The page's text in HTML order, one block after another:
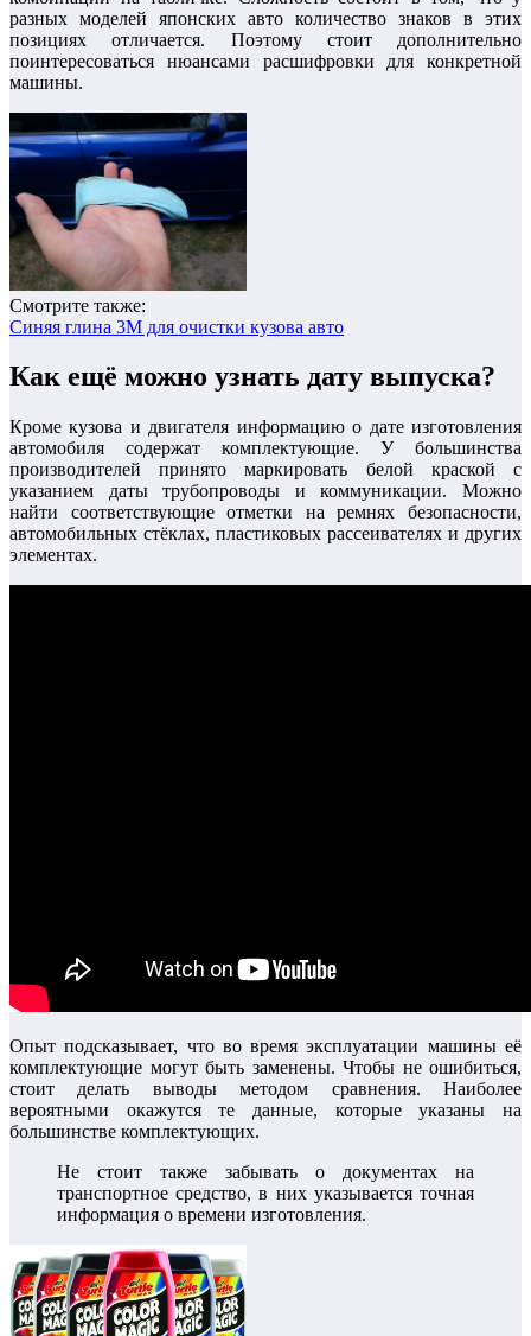
разных моделей японских авто количество знаков в этих
позициях отличается. Поэтому стоит дополнительно
поинтересоваться нюансами расшифровки для конкретной
машины.
Смотрите также:
Синяя глина 3М для очистки кузова авто
Как ещё можно узнать дату выпуска?
Кроме кузова и двигателя информацию о дате изготовления
автомобиля содержат комплектующие. У большинства
производителей принято маркировать белой краской с
указанием даты трубопроводы и коммуникации. Можно
найти соответствующие отметки на ремнях безопасности,
автомобильных стёклах, пластиковых рассеивателях и других
элементах.
Опыт подсказывает, что во время эксплуатации машины её
комплектующие могут быть заменены. Чтобы не ошибиться,
стоит делать выводы методом сравнения. Наиболее
вероятными окажутся те данные, которые указаны на
большинстве комплектующих.
Не стоит также забывать о документах на
транспортное средство, в них указывается точная
информация о времени изготовления.